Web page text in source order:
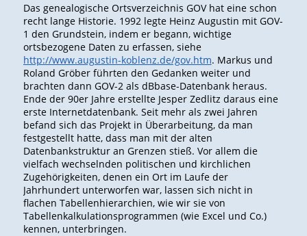
Das genealogische Ortsverzeichnis GOV hat eine schon
recht lange Historie. 1992 legte Heinz Augustin mit GOV-
1 den Grundstein, indem er begann, wichtige
ortsbezogene Daten zu erfassen, siehe
http://www.augustin-koblenz.de/gov.htm. Markus und
Roland Gröber führten den Gedanken weiter und
brachten dann GOV-2 als dBbase-Datenbank heraus.
Ende der 90er Jahre erstellte Jesper Zedlitz daraus eine
erste Internetdatenbank. Seit mehr als zwei Jahren
befand sich das Projekt in Überarbeitung, da man
festgestellt hatte, dass man mit der alten
Datenbankstruktur an Grenzen stieß. Vor allem die
vielfach wechselnden politischen und kirchlichen
Zugehörigkeiten, denen ein Ort im Laufe der
Jahrhundert unterworfen war, lassen sich nicht in
flachen Tabellenhierarchien, wie wir sie von
Tabellenkalkulationsprogrammen (wie Excel und Co.)
kennen, unterbringen.